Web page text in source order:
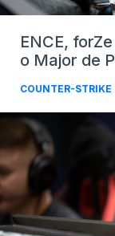
ENCE,
o Major de
COUNTER-STRIKE